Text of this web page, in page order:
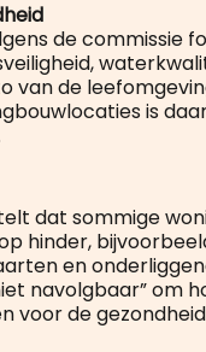
de commissie
de
is
dat sommige
hinder,
en
navolgbaar” om
voor de